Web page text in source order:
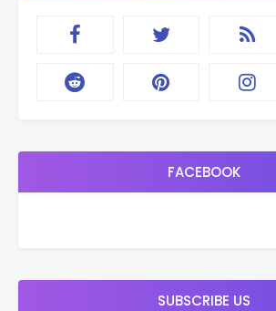
FACEBOOK
SUBSCRIBE US